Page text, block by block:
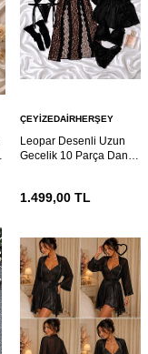
ÇEYIZEDAIRHERŞEY
Leopar Desenli Uzun
Gecelik 10 Parça Dantel
1.499,00TL